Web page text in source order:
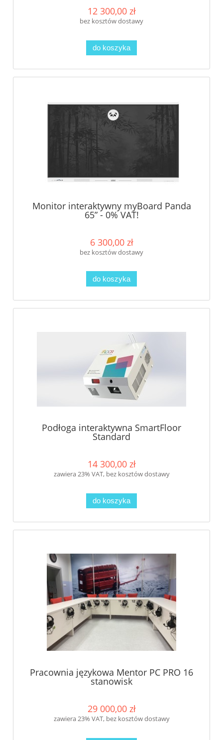
12 300,00 zł
bez kosztów dostawy
do koszyka
Monitor interaktywny myBoard Panda
65” - 0% VAT!
6 300,00 zł
bez kosztów dostawy
do koszyka
Podłoga interaktywna SmartFloor
Standard
14 300,00 zł
zawiera 23% VAT, bez kosztów dostawy
do koszyka
Pracownia językowa Mentor PC PRO 16
stanowisk
29 000,00 zł
zawiera 23% VAT, bez kosztów dostawy